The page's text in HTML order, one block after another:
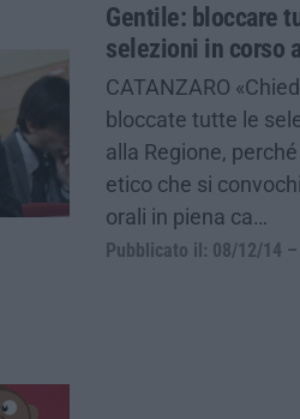
Gentile: bloccare
selezioni in corso
CATANZARO
bloccate tutte le
alla Regione,
etico che si
orali in piena ca…
Pubblicato il: 08/12/14